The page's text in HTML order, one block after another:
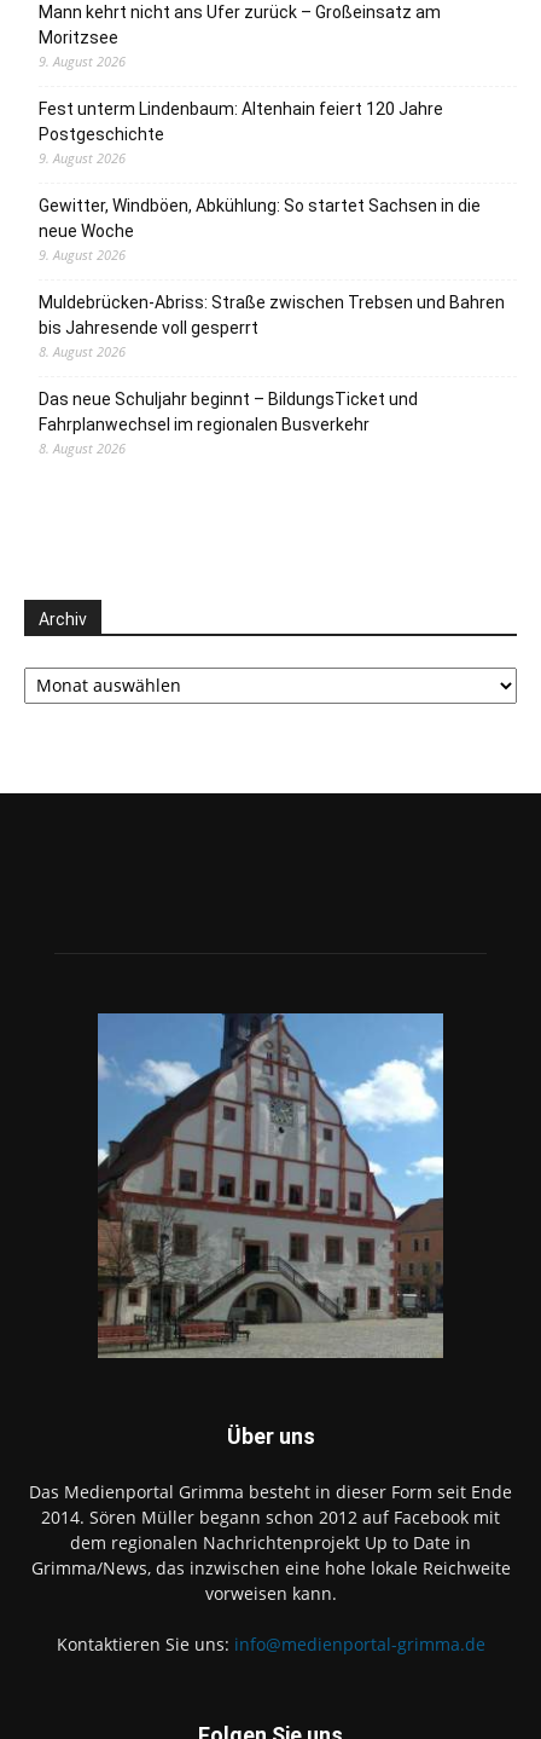
Mann kehrt nicht ans Ufer zurück – Großeinsatz am
Moritzsee
9. August 2026
Fest unterm Lindenbaum: Altenhain feiert 120 Jahre
Postgeschichte
9. August 2026
Gewitter, Windböen, Abkühlung: So startet Sachsen in die
neue Woche
9. August 2026
Muldebrücken-Abriss: Straße zwischen Trebsen und Bahren
bis Jahresende voll gesperrt
8. August 2026
Das neue Schuljahr beginnt – BildungsTicket und
Fahrplanwechsel im regionalen Busverkehr
8. August 2026
Archiv
Archiv
Über uns
Das Medienportal Grimma besteht in dieser Form seit Ende
2014. Sören Müller begann schon 2012 auf Facebook mit
dem regionalen Nachrichtenprojekt Up to Date in
Grimma/News, das inzwischen eine hohe lokale Reichweite
vorweisen kann.
Kontaktieren Sie uns: info@medienportal-grimma.de